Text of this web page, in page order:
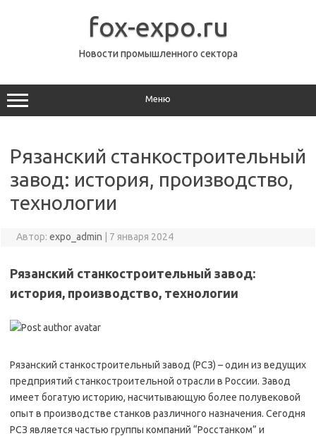
fox-expo.ru
Новости промышленного сектора
Меню
Рязанский станкостроительный
завод: история, производство,
технологии
Автор: expo_admin 7 января 2024
Рязанский станкостроительный завод:
история, производство, технологии
Рязанский станкостроительный завод (РСЗ) – один из ведущих
предприятий станкостроительной отрасли в России. Завод
имеет богатую историю, насчитывающую более полувековой
опыт в производстве станков различного назначения. Сегодня
РСЗ является частью группы компаний “Росстанком” и